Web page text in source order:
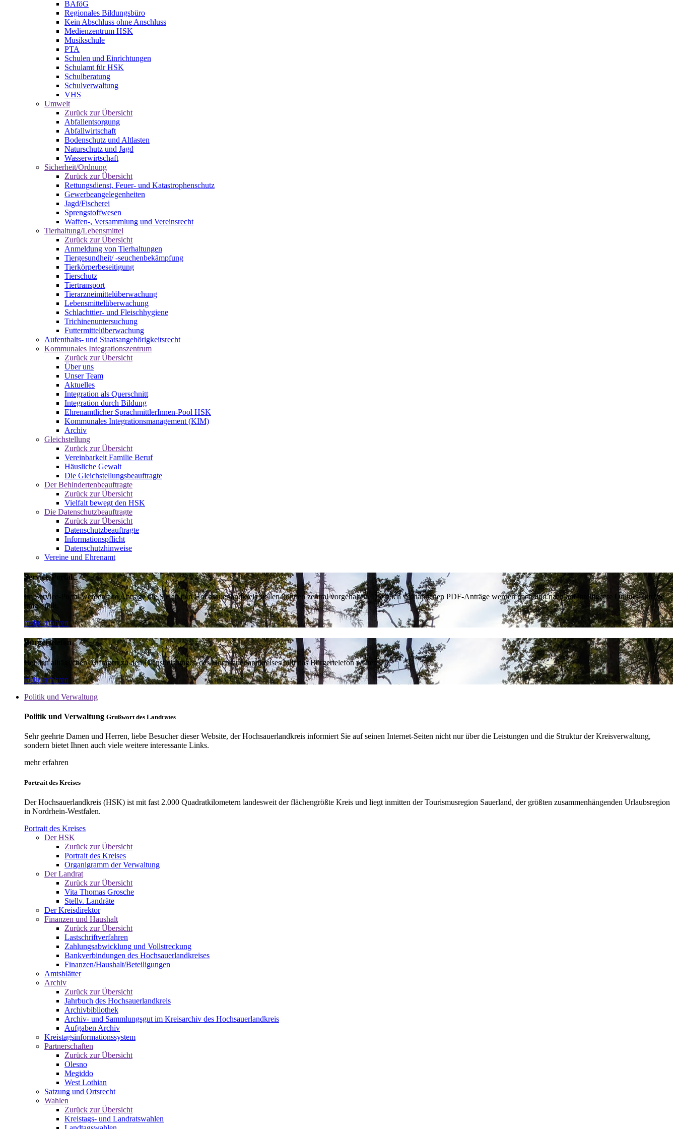
BAföG
Regionales Bildungsbüro
Kein Abschluss ohne Anschluss
Medienzentrum HSK
Musikschule
PTA
Schulen und Einrichtungen
Schulamt für HSK
Schulberatung
Schulverwaltung
VHS
Umwelt
Zurück zur Übersicht
Abfallentsorgung
Abfallwirtschaft
Bodenschutz und Altlasten
Naturschutz und Jagd
Wasserwirtschaft
Sicherheit/Ordnung
Zurück zur Übersicht
Rettungsdienst, Feuer- und Katastrophenschutz
Gewerbeangelegenheiten
Jagd/Fischerei
Sprengstoffwesen
Waffen-, Versammlung und Vereinsrecht
Tierhaltung/Lebensmittel
Zurück zur Übersicht
Anmeldung von Tierhaltungen
Tiergesundheit/ -seuchenbekämpfung
Tierkörperbeseitigung
Tierschutz
Tiertransport
Tierarzneimittelüberwachung
Lebensmittelüberwachung
Schlachttier- und Fleischhygiene
Trichinenuntersuchung
Futtermittelüberwachung
Aufenthalts- und Staatsangehörigkeitsrecht
Kommunales Integrationszentrum
Zurück zur Übersicht
Über uns
Unser Team
Aktuelles
Integration als Querschnitt
Integration durch Bildung
Ehrenamtlicher SprachmittlerInnen-Pool HSK
Kommunales Integrationsmanagement (KIM)
Archiv
Gleichstellung
Zurück zur Übersicht
Vereinbarkeit Familie Beruf
Häusliche Gewalt
Die Gleichstellungsbeauftragte
Der Behindertenbeauftragte
Zurück zur Übersicht
Vielfalt bewegt den HSK
Die Datenschutzbeauftragte
Zurück zur Übersicht
Datenschutzbeauftragte
Informationspflicht
Datenschutzhinweise
Vereine und Ehrenamt
Service-Portal
Im Service-Portal werden alle Anträge die Sie an den Hochsauerlandkreis stellen können zentral vorgehalten. Die noch vorhandenen PDF-Anträge werden nach und nach auf intelligente Online-Anträge
umgestellt.
mehr erfahren
Bürgertelefon
Bei den alltäglichen Anfragen zu den Dienstleistungen des Hochsauerlandkreises hilft das Bürgertelefon weiter.
mehr erfahren
Politik und Verwaltung
Politik und Verwaltung Grußwort des Landrates
Sehr geehrte Damen und Herren, liebe Besucher dieser Website, der Hochsauerlandkreis informiert Sie auf seinen Internet-Seiten nicht nur über die Leistungen und die Struktur der Kreisverwaltung,
sondern bietet Ihnen auch viele weitere interessante Links.
mehr erfahren
Portrait des Kreises
Der Hochsauerlandkreis (HSK) ist mit fast 2.000 Quadratkilometern landesweit der flächengrößte Kreis und liegt inmitten der Tourismusregion Sauerland, der größten zusammenhängenden Urlaubsregion
in Nordrhein-Westfalen.
Portrait des Kreises
Der HSK
Zurück zur Übersicht
Portrait des Kreises
Organigramm der Verwaltung
Der Landrat
Zurück zur Übersicht
Vita Thomas Grosche
Stellv. Landräte
Der Kreisdirektor
Finanzen und Haushalt
Zurück zur Übersicht
Lastschriftverfahren
Zahlungsabwicklung und Vollstreckung
Bankverbindungen des Hochsauerlandkreises
Finanzen/Haushalt/Beteiligungen
Amtsblätter
Archiv
Zurück zur Übersicht
Jahrbuch des Hochsauerlandkreis
Archivbibliothek
Archiv- und Sammlungsgut im Kreisarchiv des Hochsauerlandkreis
Aufgaben Archiv
Kreistagsinformationssystem
Partnerschaften
Zurück zur Übersicht
Olesno
Megiddo
West Lothian
Satzung und Ortsrecht
Wahlen
Zurück zur Übersicht
Kreistags- und Landratswahlen